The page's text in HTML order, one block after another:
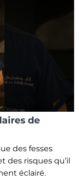
de
des fesses
des risques qu’il
éclairé.